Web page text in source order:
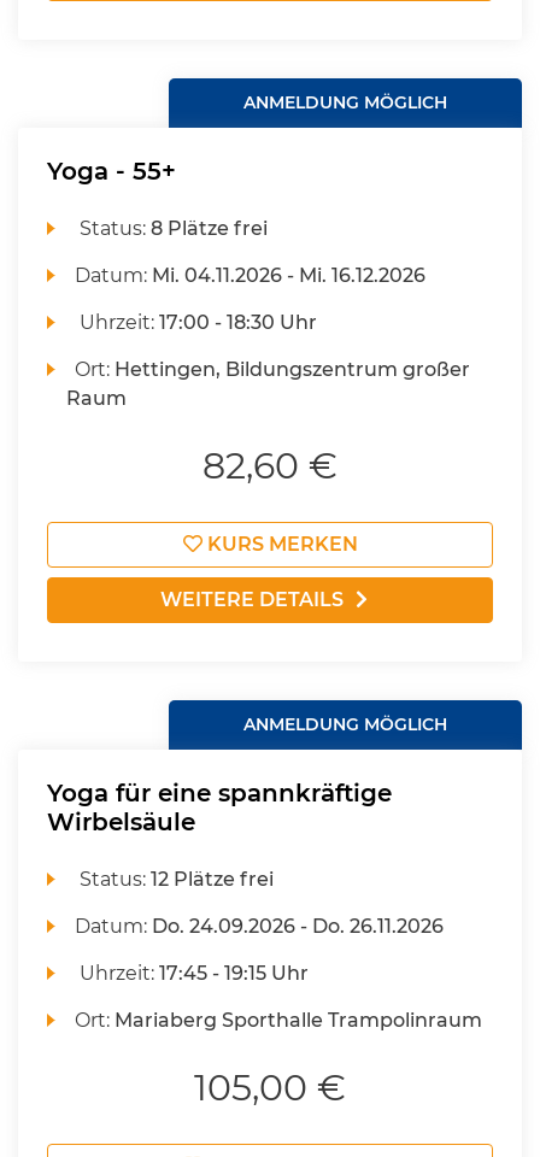
ANMELDUNG MÖGLICH
Yoga - 55+
Status:8 Plätze frei
Datum: Mi. 04.11.2026 - Mi. 16.12.2026
Uhrzeit:17:00 - 18:30 Uhr
Ort: Hettingen, Bildungszentrum großer
Raum
82,60 €
KURS MERKEN
WEITERE DETAILS
ANMELDUNG MÖGLICH
Yoga für eine spannkräftige
Wirbelsäule
Status:12 Plätze frei
Datum: Do. 24.09.2026 - Do. 26.11.2026
Uhrzeit:17:45 - 19:15 Uhr
Ort: Mariaberg Sporthalle Trampolinraum
105,00 €